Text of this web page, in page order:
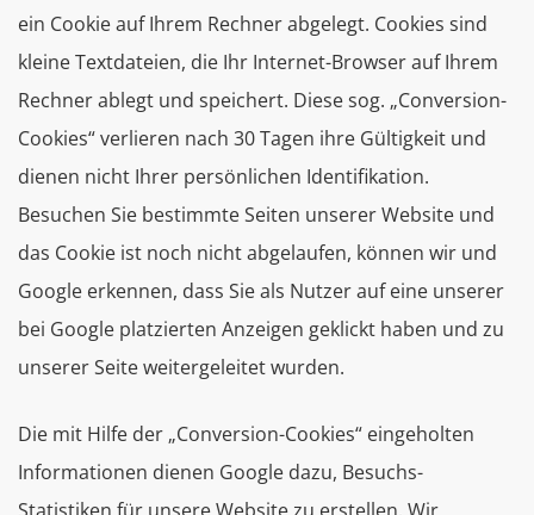
ein Cookie auf Ihrem Rechner abgelegt. Cookies sind
kleine Textdateien, die Ihr Internet-Browser auf Ihrem
Rechner ablegt und speichert. Diese sog. „Conversion-
Cookies“ verlieren nach 30 Tagen ihre Gültigkeit und
dienen nicht Ihrer persönlichen Identifikation.
Besuchen Sie bestimmte Seiten unserer Website und
das Cookie ist noch nicht abgelaufen, können wir und
Google erkennen, dass Sie als Nutzer auf eine unserer
bei Google platzierten Anzeigen geklickt haben und zu
unserer Seite weitergeleitet wurden.
Die mit Hilfe der „Conversion-Cookies“ eingeholten
Informationen dienen Google dazu, Besuchs-